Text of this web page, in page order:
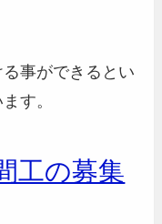
事ができるとい
す。
工の募集